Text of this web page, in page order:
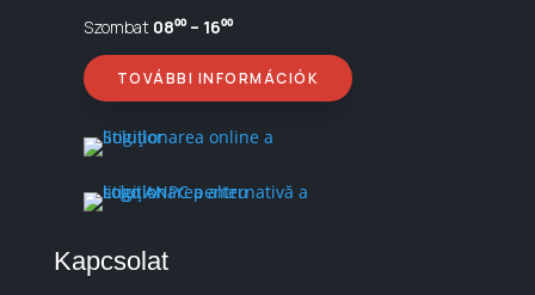
Szombat 08⁰⁰ – 16⁰⁰
TOVÁBBI INFORMÁCIÓK
Kapcsolat